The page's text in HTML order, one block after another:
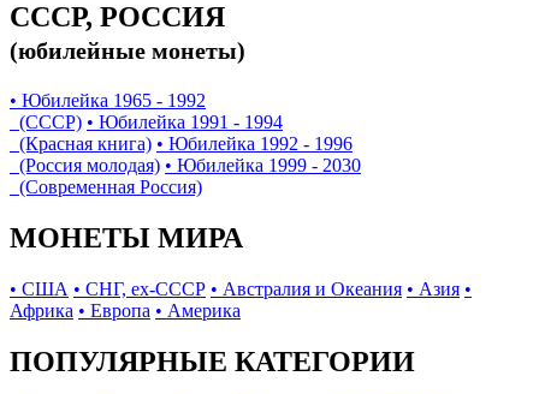
СССР, РОССИЯ
(юбилейные монеты)
• Юбилейка 1965 - 1992
(СССР) • Юбилейка 1991 - 1994
(Красная книга) • Юбилейка 1992 - 1996
(Россия молодая) • Юбилейка 1999 - 2030
(Современная Россия)
МОНЕТЫ МИРА
• США • СНГ, ex-СССР • Австралия и Океания • Азия •
Африка • Европа • Америка
ПОПУЛЯРНЫЕ КАТЕГОРИИ